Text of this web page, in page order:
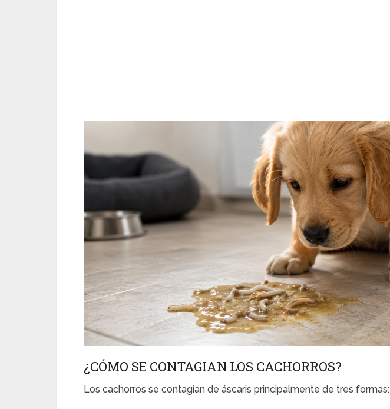
¿CÓMO SE CONTAGIAN LOS CACHORROS?
Los cachorros se contagian de áscaris principalmente de tres formas: